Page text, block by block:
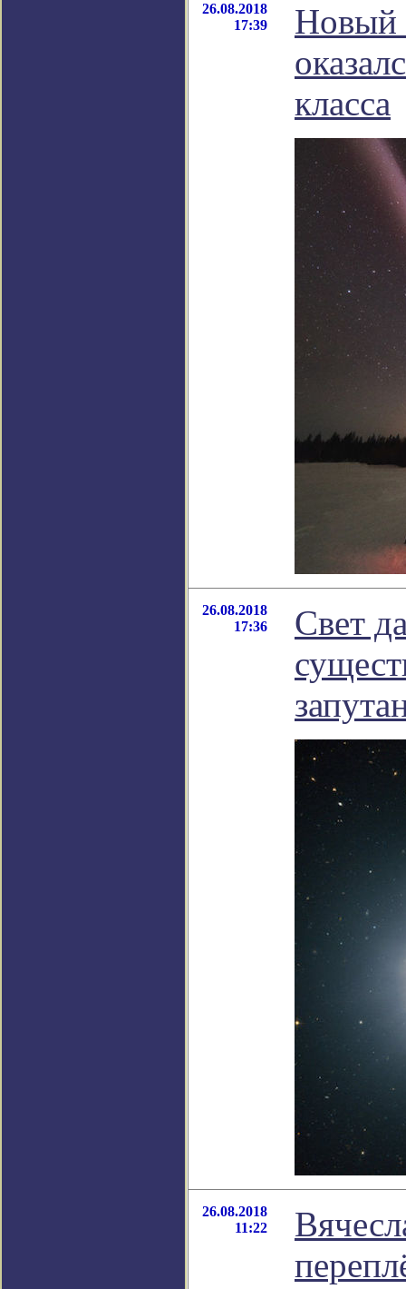
26.08.2018
17:39
Новый
класса
26.08.2018
17:36
Свет
26.08.2018
11:22